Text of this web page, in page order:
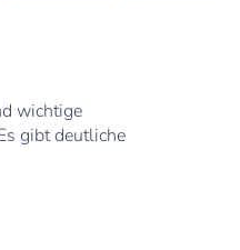
wichtige
gibt deutliche